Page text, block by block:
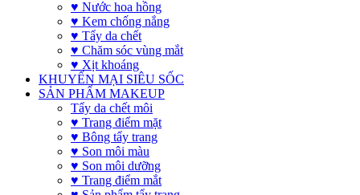
♥ Nước hoa hồng
♥ Kem chống nắng
♥ Tẩy da chết
♥ Chăm sóc vùng mắt
♥ Xịt khoáng
KHUYẾN MẠI SIÊU SỐC
SẢN PHẨM MAKEUP
Tẩy da chết môi
♥ Trang điểm mặt
♥ Bông tẩy trang
♥ Son môi màu
♥ Son môi dưỡng
♥ Trang điểm mắt